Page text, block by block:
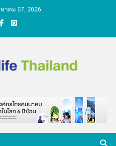
าคม 07, 2026
มคิด ชีวิตกับ
รรม